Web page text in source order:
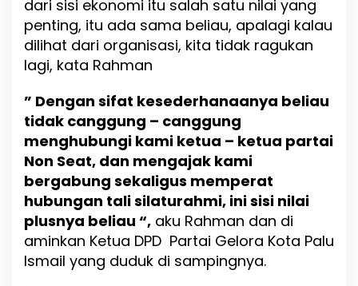
dari sisi ekonomi itu salah satu nilai yang
penting, itu ada sama beliau, apalagi kalau
dilihat dari organisasi, kita tidak ragukan
lagi, kata Rahman
” Dengan sifat kesederhanaanya beliau
tidak canggung – canggung
menghubungi kami ketua – ketua partai
Non Seat, dan mengajak kami
bergabung sekaligus memperat
hubungan tali silaturahmi, ini sisi nilai
plusnya beliau “, aku Rahman dan di
aminkan Ketua DPD Partai Gelora Kota Palu
Ismail yang duduk di sampingnya.